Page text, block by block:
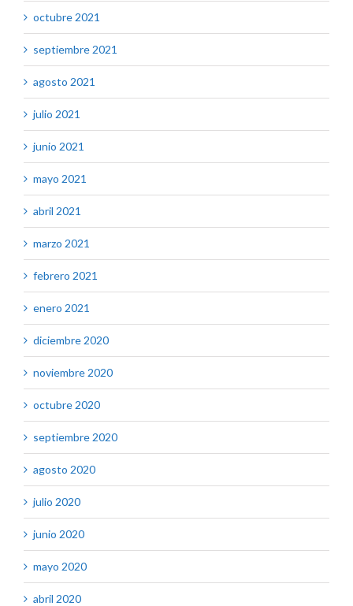
octubre 2021
septiembre 2021
agosto 2021
julio 2021
junio 2021
mayo 2021
abril 2021
marzo 2021
febrero 2021
enero 2021
diciembre 2020
noviembre 2020
octubre 2020
septiembre 2020
agosto 2020
julio 2020
junio 2020
mayo 2020
abril 2020